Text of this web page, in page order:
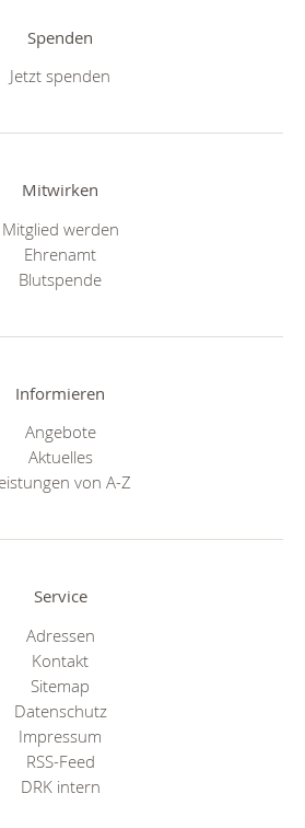
Spenden
Jetzt spenden
Mitwirken
Mitglied werden
Ehrenamt
Blutspende
Informieren
Angebote
Aktuelles
von A-Z
Service
Adressen
Kontakt
Sitemap
Datenschutz
Impressum
RSS-Feed
DRK intern